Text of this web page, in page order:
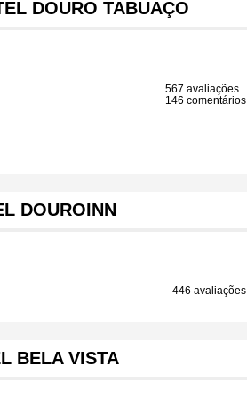
DOURO TABUAÇO
567 avaliações
146 comentários
DOUROINN
446 avaliações
BELA VISTA